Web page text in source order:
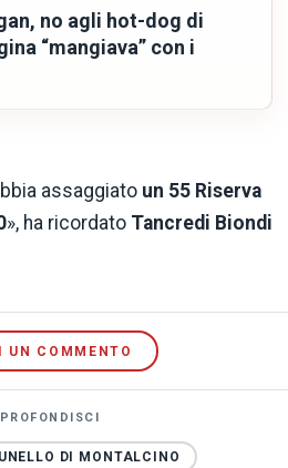
no agli hot-dog di
“mangiava” con i
assaggiato un 55 Riserva
», ha ricordato Tancredi Biondi
UN COMMENTO
DI MONTALCINO